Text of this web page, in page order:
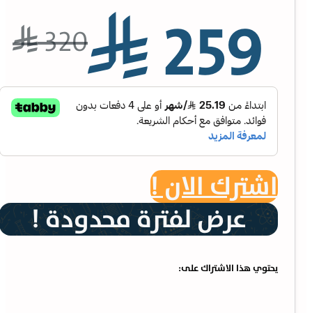
⃁320⃁259
اشترك الان !
عرض لفترة محدودة !
يحتوي هذا الاشتراك على: